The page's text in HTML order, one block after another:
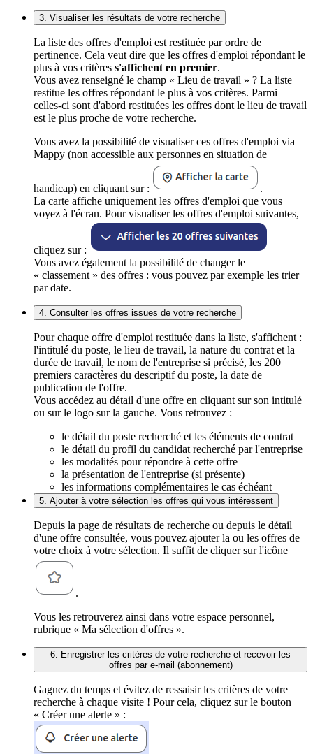
3. Visualiser les résultats de votre recherche
La liste des offres d'emploi est restituée par ordre de
pertinence. Cela veut dire que les offres d'emploi répondant le
plus à vos critères s'affichent en premier.
Vous avez renseigné le champ « Lieu de travail » ? La liste
restitue les offres répondant le plus à vos critères. Parmi
celles-ci sont d'abord restituées les offres dont le lieu de travail
est le plus proche de votre recherche.
Vous avez la possibilité de visualiser ces offres d'emploi via
Mappy (non accessible aux personnes en situation de
handicap) en cliquant sur :
.
La carte affiche uniquement les offres d'emploi que vous
voyez à l'écran. Pour visualiser les offres d'emploi suivantes,
cliquez sur :
Vous avez également la possibilité de changer le
« classement » des offres : vous pouvez par exemple les trier
par date.
4. Consulter les offres issues de votre recherche
Pour chaque offre d'emploi restituée dans la liste, s'affichent :
l'intitulé du poste, le lieu de travail, la nature du contrat et la
durée de travail, le nom de l'entreprise si précisé, les 200
premiers caractères du descriptif du poste, la date de
publication de l'offre.
Vous accédez au détail d'une offre en cliquant sur son intitulé
ou sur le logo sur la gauche. Vous retrouvez :
le détail du poste recherché et les éléments de contrat
le détail du profil du candidat recherché par l'entreprise
les modalités pour répondre à cette offre
la présentation de l'entreprise (si présente)
les informations complémentaires le cas échéant
5. Ajouter à votre sélection les offres qui vous intéressent
Depuis la page de résultats de recherche ou depuis le détail
d'une offre consultée, vous pouvez ajouter la ou les offres de
votre choix à votre sélection. Il suffit de cliquer sur l'icône
.
Vous les retrouverez ainsi dans votre espace personnel,
rubrique « Ma sélection d'offres ».
6. Enregistrer les critères de votre recherche et recevoir les
offres par e-mail (abonnement)
Gagnez du temps et évitez de ressaisir les critères de votre
recherche à chaque visite ! Pour cela, cliquez sur le bouton
« Créer une alerte » :